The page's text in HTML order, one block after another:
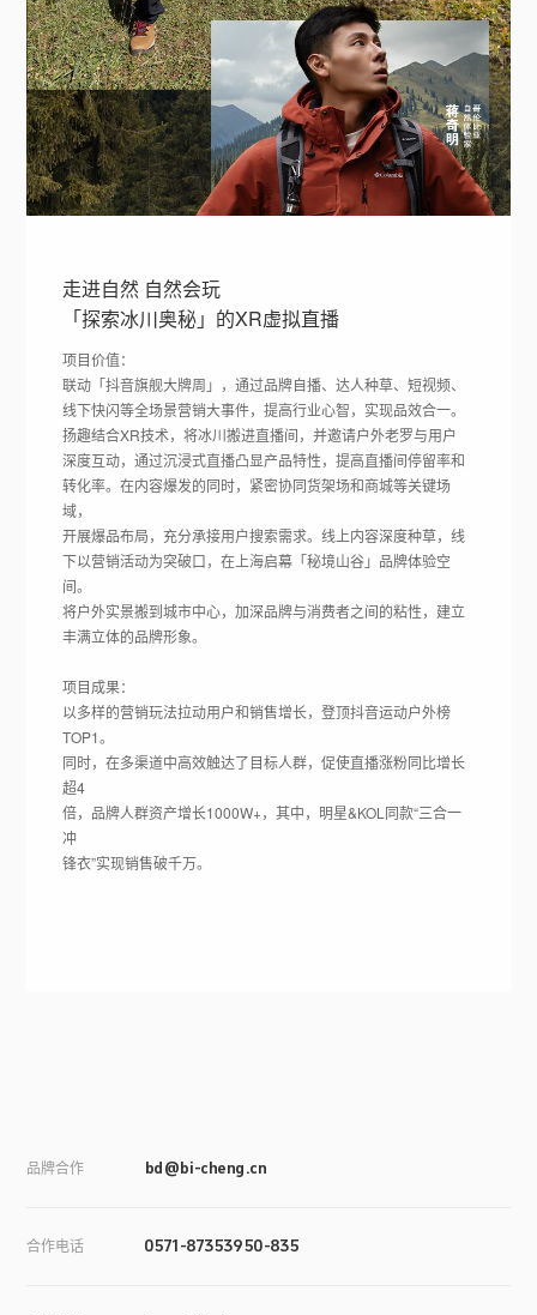
走进自然 自然会玩
「探索冰川奥秘」的XR虚拟直播
项目价值：
联动「抖音旗舰大牌周」，通过品牌自播、达人种草、短视频、
线下快闪等全场景营销大事件，提高行业心智，实现品效合一。
扬趣结合XR技术，将冰川搬进直播间，并邀请户外老罗与用户
深度互动，通过沉浸式直播凸显产品特性，提高直播间停留率和
转化率。在内容爆发的同时，紧密协同货架场和商城等关键场
域，
开展爆品布局，充分承接用户搜索需求。线上内容深度种草，线
下以营销活动为突破口，在上海启幕「秘境山谷」品牌体验空
间。
将户外实景搬到城市中心，加深品牌与消费者之间的粘性，建立
丰满立体的品牌形象。
项目成果：
以多样的营销玩法拉动用户和销售增长，登顶抖音运动户外榜
TOP1。
同时，在多渠道中高效触达了目标人群，促使直播涨粉同比增长
超4
倍，品牌人群资产增长1000W+，其中，明星&KOL同款“三合一
冲
锋衣”实现销售破千万。
品牌合作 bd@bi-cheng.cn
合作电话 0571-87353950-835